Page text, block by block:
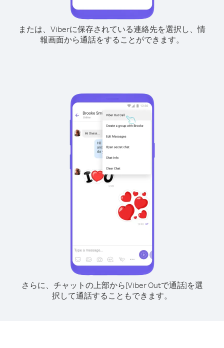
または、Viberに保存されている連絡先を選択し、情
報画面から通話をすることができます。
さらに、チャットの上部から[Viber Outで通話]を選
択して通話することもできます。